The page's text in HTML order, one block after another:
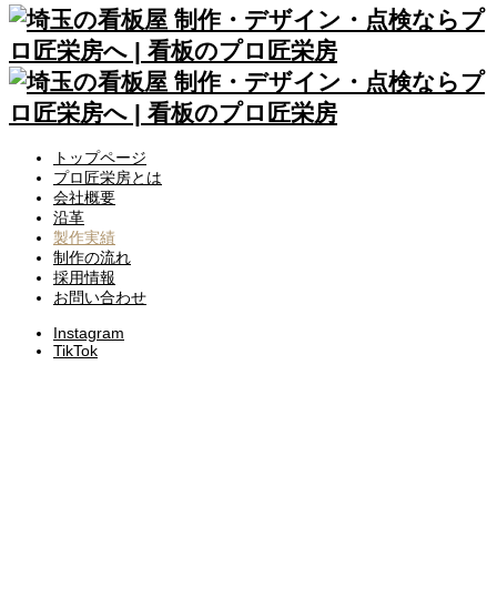
トップページ
プロ匠栄房とは
会社概要
沿革
製作実績
制作の流れ
採用情報
お問い合わせ
Instagram
TikTok